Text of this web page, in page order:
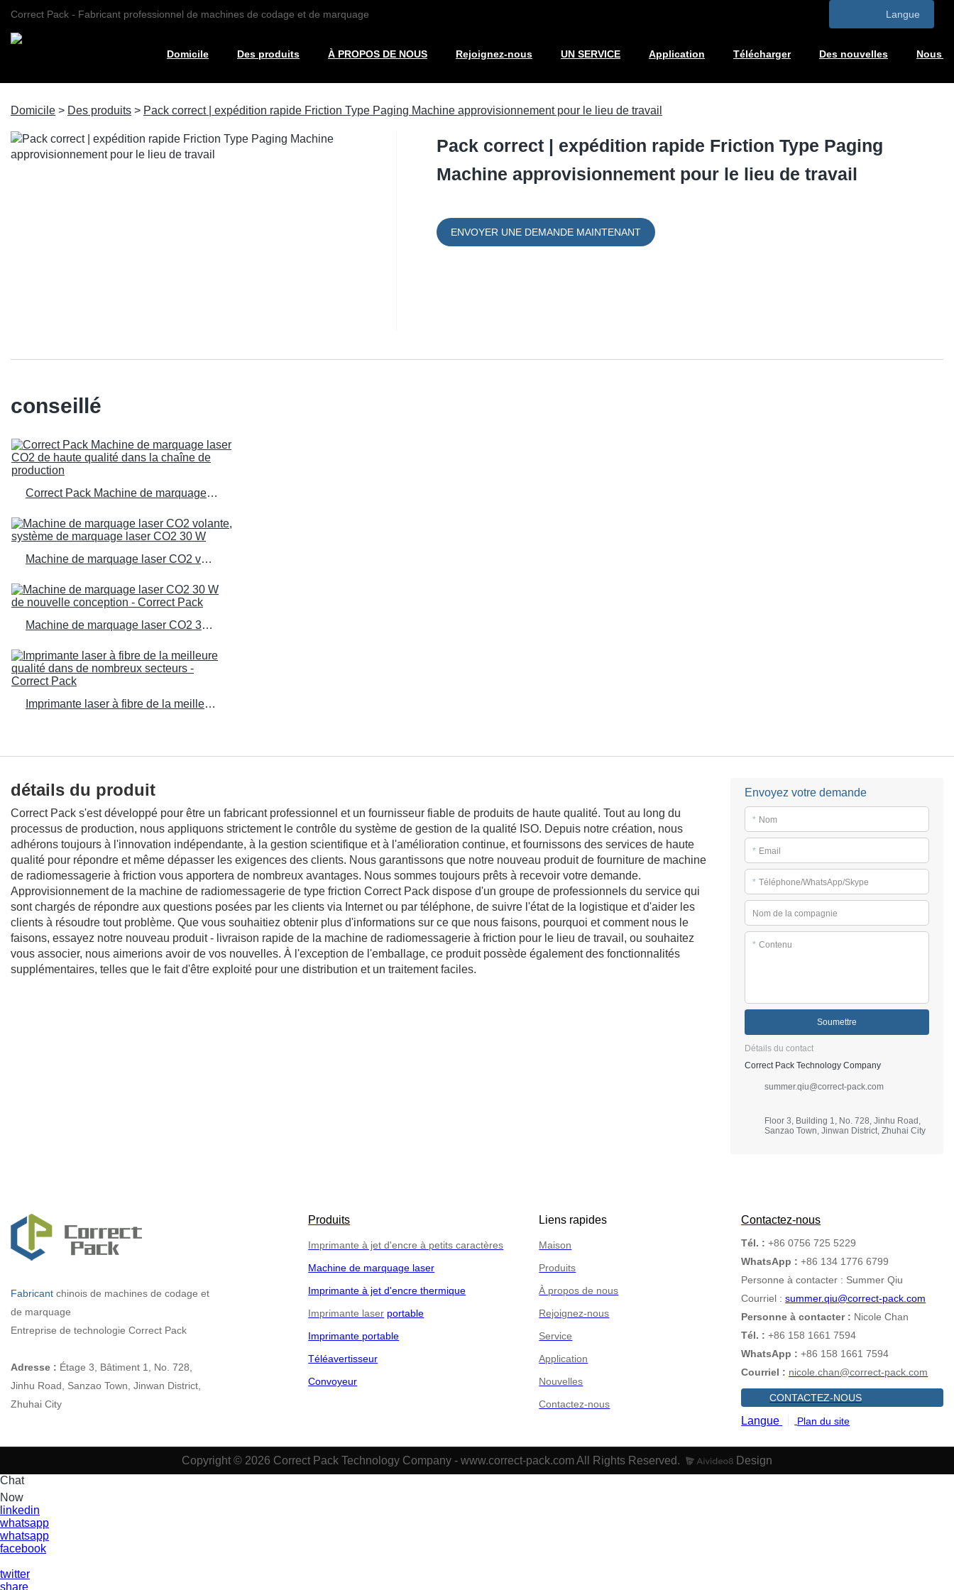
Correct Pack - Fabricant professionnel de machines de codage et de marquage Langue
Domicile Des produits À PROPOS DE NOUS Rejoignez-nous UN SERVICE Application Télécharger Des nouvelles Nous
Domicile > Des produits > Pack correct | expédition rapide Friction Type Paging Machine approvisionnement pour le lieu de travail
Pack correct | expédition rapide Friction Type Paging
Machine approvisionnement pour le lieu de travail
ENVOYER UNE DEMANDE MAINTENANT
conseillé
Correct Pack Machine de marquage laser CO2 de haute qualité dans la chaîne de production
Machine de marquage laser CO2 volante, système de marquage laser CO2 30 W
Machine de marquage laser CO2 30 W de nouvelle conception - Correct Pack
Imprimante laser à fibre de la meilleure qualité dans de nombreux secteurs - Correct Pack
détails du produit
Correct Pack s'est développé pour être un fabricant professionnel et un fournisseur fiable de produits de haute qualité. Tout au long du
processus de production, nous appliquons strictement le contrôle du système de gestion de la qualité ISO. Depuis notre création, nous
adhérons toujours à l'innovation indépendante, à la gestion scientifique et à l'amélioration continue, et fournissons des services de haute
qualité pour répondre et même dépasser les exigences des clients. Nous garantissons que notre nouveau produit de fourniture de machine
de radiomessagerie à friction vous apportera de nombreux avantages. Nous sommes toujours prêts à recevoir votre demande.
Approvisionnement de la machine de radiomessagerie de type friction Correct Pack dispose d'un groupe de professionnels du service qui
sont chargés de répondre aux questions posées par les clients via Internet ou par téléphone, de suivre l'état de la logistique et d'aider les
clients à résoudre tout problème. Que vous souhaitiez obtenir plus d'informations sur ce que nous faisons, pourquoi et comment nous le
faisons, essayez notre nouveau produit - livraison rapide de la machine de radiomessagerie à friction pour le lieu de travail, ou souhaitez
vous associer, nous aimerions avoir de vos nouvelles. À l'exception de l'emballage, ce produit possède également des fonctionnalités
supplémentaires, telles que le fait d'être exploité pour une distribution et un traitement faciles.
Envoyez votre demande
* Nom
* Email
* Téléphone/WhatsApp/Skype
Nom de la compagnie
* Contenu
Soumettre
Détails du contact
Correct Pack Technology Company
summer.qiu@correct-pack.com
Floor 3, Building 1, No. 728, Jinhu Road,
Sanzao Town, Jinwan District, Zhuhai City
Fabricant chinois de machines de codage et
de marquage
Entreprise de technologie Correct Pack
Adresse : Étage 3, Bâtiment 1, No. 728,
Jinhu Road, Sanzao Town, Jinwan District,
Zhuhai City
Produits
Imprimante à jet d'encre à petits caractères
Machine de marquage laser
Imprimante à jet d'encre thermique
Imprimante laser portable
Imprimante portable
Téléavertisseur
Convoyeur
Liens rapides
Maison
Produits
À propos de nous
Rejoignez-nous
Service
Application
Nouvelles
Contactez-nous
Contactez-nous
Tél. : +86 0756 725 5229
WhatsApp : +86 134 1776 6799
Personne à contacter : Summer Qiu
Courriel :summer.qiu@correct-pack.com
Personne à contacter : Nicole Chan
Tél. : +86 158 1661 7594
WhatsApp : +86 158 1661 7594
Courriel : nicole.chan@correct-pack.com
CONTACTEZ-NOUS
Langue Plan du site
Copyright © 2026 Correct Pack Technology Company - www.correct-pack.com All Rights Reserved.
Design
Chat
Now
linkedin
whatsapp
whatsapp
facebook
twitter
share